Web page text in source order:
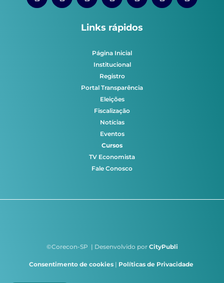
Links rápidos
Página Inicial
Institucional
Registro
Portal Transparência
Eleições
Fiscalização
Notícias
Eventos
Cursos
TV Economista
Fale Conosco
©Corecon-SP | Desenvolvido por CityPubli
Consentimento de cookies | Políticas de Privacidade